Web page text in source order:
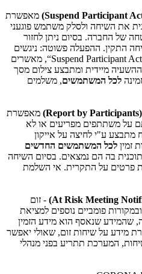
Suspend Participant
) מאפשרת
את השיחה ולסלק משתמש פוגעני
של החברה. בסיום ניתן לחזור
התקין. ההפעלה פשוטה: ניגשים
“Suspend Participant, מאשרים
מיידית ומתבצע צילום מסך
לכל המשתמשים, משלמים
Report by Participants
) מאפשרת
על משתתפים מפריעים או לא
מתבצע ע"י לחיצה על אייקון
זמין לכל המשתמשים החדשים
בה הם נמצאים. בסיום השיחה
פרטים על התקרית. אי השלמת
At Risk Meeting
) - זום
פומביים נוספים למציאת
שהמידע שנאסף הוא מידע הזמין
על שיחות זום, שאולי יאפשר
המערכת תתריע בפני מנהלי